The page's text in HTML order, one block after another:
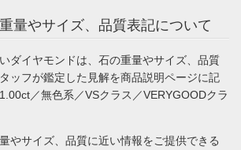
量やサイズ、品質表記について
ダイヤモンドは、石の重量やサイズ、品質
ッフが鑑定した見解を商品説明ページに記
／無色系／VSクラス／VERYGOODクラ
やサイズ、品質に近い情報をご提供できる